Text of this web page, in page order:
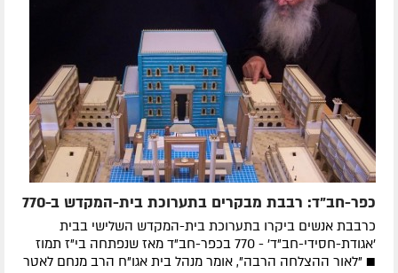
כפר-חב"ד: רבבת מבקרים בתערוכת בית-המקדש ב-770
כרבבת אנשים ביקרו בתערוכת בית-המקדש השלישי בבית
'אגודת-חסידי-חב"ד' - 770 בכפר-חב"ד מאז שנפתחה בי"ז תמוז
■ "לאור ההצלחה הרבה", אומר מנהל בית אגו"ח הרב מנחם לאטר